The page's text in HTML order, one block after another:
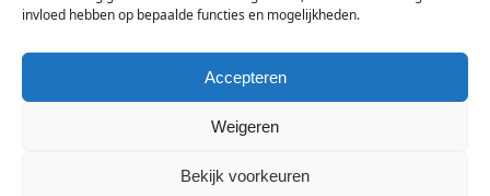
invloed hebben op bepaalde functies en mogelijkheden.
Accepteren
Weigeren
Bekijk voorkeuren
mailadres
in
Sign Up